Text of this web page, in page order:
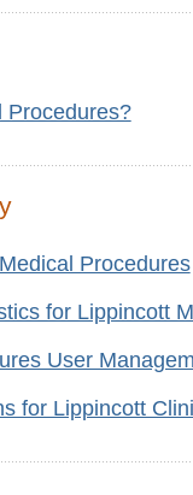
Procedures?
Procedures
for Lippincott
User
for Lippincott